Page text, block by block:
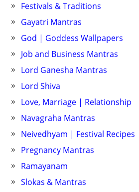
Festivals & Traditions
Gayatri Mantras
God | Goddess Wallpapers
Job and Business Mantras
Lord Ganesha Mantras
Lord Shiva
Love, Marriage | Relationship
Navagraha Mantras
Neivedhyam | Festival Recipes
Pregnancy Mantras
Ramayanam
Slokas & Mantras